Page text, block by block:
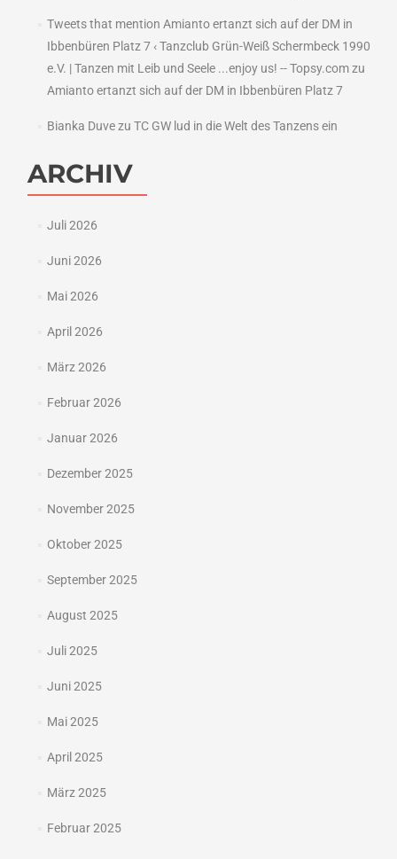
Tweets that mention Amianto ertanzt sich auf der DM in
Ibbenbüren Platz 7 ‹ Tanzclub Grün-Weiß Schermbeck 1990
e.V. | Tanzen mit Leib und Seele ...enjoy us! -- Topsy.comzu
Amianto ertanzt sich auf der DM in Ibbenbüren Platz 7
Bianka Duvezu TC GW lud in die Welt des Tanzens ein
ARCHIV
Juli 2026
Juni 2026
Mai 2026
April 2026
März 2026
Februar 2026
Januar 2026
Dezember 2025
November 2025
Oktober 2025
September 2025
August 2025
Juli 2025
Juni 2025
Mai 2025
April 2025
März 2025
Februar 2025